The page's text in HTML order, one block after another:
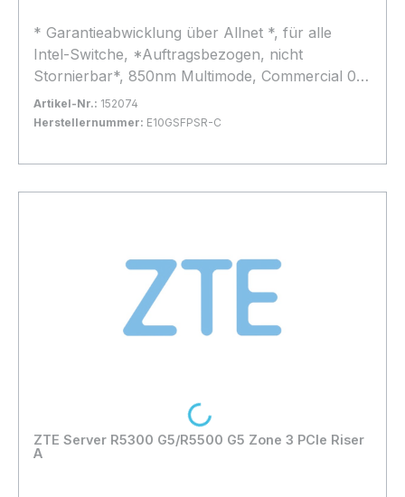
* Garantieabwicklung über Allnet *, für alle
Intel-Switche, *Auftragsbezogen, nicht
Stornierbar*, 850nm Multimode, Commercial 0-
+70Grad, Max. Kabellängen bei 50/125µm
MultiMode Kabel. OM2 80m, OM3 300m, OM4
Artikel-Nr.: 152074
Herstellernummer: E10GSFPSR-C
In den Warenkorb
ZTE Server R5300 G5/R5500 G5 Zone 3 PCIe Riser
A
Loading...